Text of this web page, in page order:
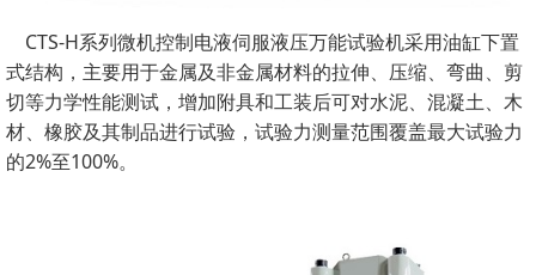
CTS-H系列微机控制电液伺服液压万能试验机采用油缸下置
式结构，主要用于金属及非金属材料的拉伸、压缩、弯曲、剪
切等力学性能测试，增加附具和工装后可对水泥、混凝土、木
材、橡胶及其制品进行试验，试验力测量范围覆盖最大试验力
的2%至100%。